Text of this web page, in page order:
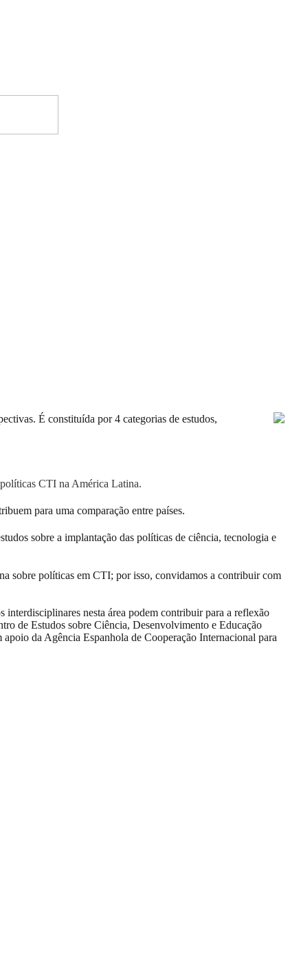
É constituída por 4 categorias de estudos,
CTI na América Latina.
para uma comparação entre países.
sobre a implantação das políticas de ciência, tecnologia e
sobre políticas em CTI; por isso, convidamos a contribuir com
interdisciplinares nesta área podem contribuir para a reflexão
de Estudos sobre Ciência, Desenvolvimento e Educação
da Agência Espanhola de Cooperação Internacional para